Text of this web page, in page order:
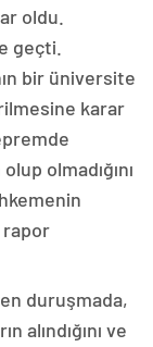
oldu.
geçti.
bir üniversite
karar
olmadığını
rapor
duruşmada,
alındığını ve